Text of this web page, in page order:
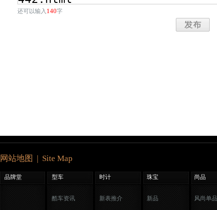
还可以输入 140字
网站地图 | Site Map
品牌堂 型车 时计 珠宝 尚品
酷车资讯 新表推介 新品 风尚单品